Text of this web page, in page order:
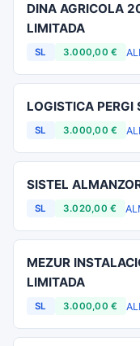
DINA AGRICOLA
LIMITADA
SL 3.000,00 €
LOGISTICA PERGI
SL 3.000,00 €
SISTEL
SL 3.020,00 €
MEZUR
LIMITADA
SL 3.000,00 €